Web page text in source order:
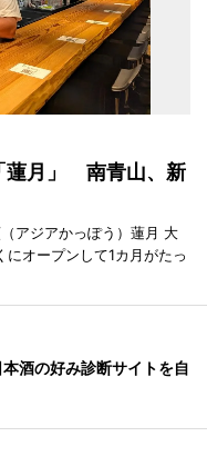
蓮月」 南青山、新
アジアかっぽう）蓮月 大
オープンして1カ月がたっ
酒の好み診断サイトを自